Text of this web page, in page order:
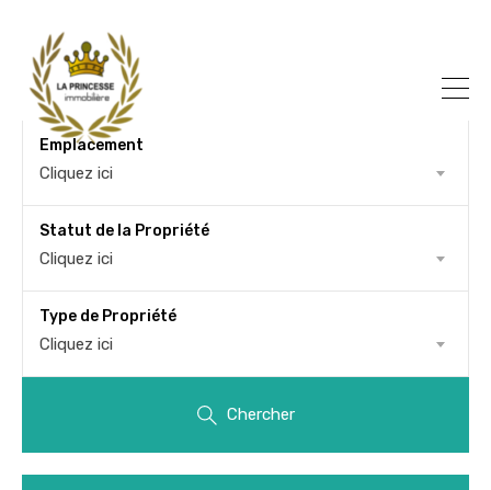
Emplacement
Cliquez ici
Statut de la Propriété
Cliquez ici
Type de Propriété
Cliquez ici
Chercher